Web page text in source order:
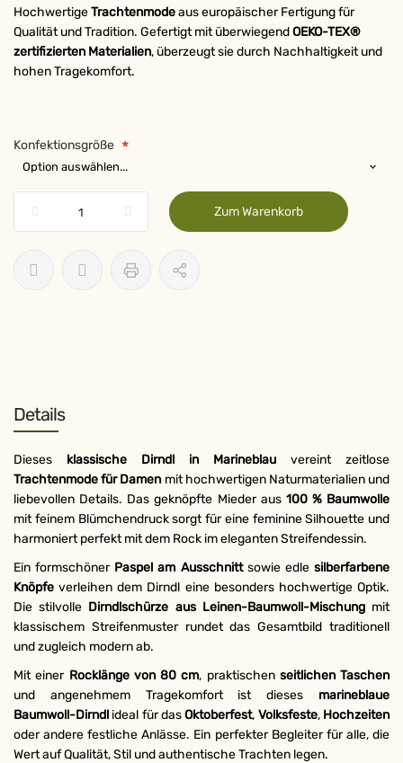
HochwertigeTrachtenmodeaus europäischer Fertigung für
Qualität und Tradition. Gefertigt mit überwiegendOEKO-TEX®
zertifizierten Materialien, überzeugt sie durch Nachhaltigkeit und
hohen Tragekomfort.
Konfektionsgröße
Zum Warenkorb
Details
Dieses klassische Dirndl in Marineblau vereint zeitlose
Trachtenmode für Damen mit hochwertigen Naturmaterialien und
liebevollen Details. Das geknöpfte Mieder aus 100 % Baumwolle
mit feinem Blümchendruck sorgt für eine feminine Silhouette und
harmoniert perfekt mit dem Rock im eleganten Streifendessin.
Ein formschöner Paspel am Ausschnittsowie edlesilberfarbene
Knöpfe verleihen dem Dirndl eine besonders hochwertige Optik.
Die stilvolle Dirndlschürze aus Leinen-Baumwoll-Mischungmit
klassischem Streifenmuster rundet das Gesamtbild traditionell
und zugleich modern ab.
Mit einer Rocklänge von 80 cm, praktischen seitlichen Taschen
und angenehmem Tragekomfort ist dieses marineblaue
Baumwoll-Dirndl ideal für dasOktoberfest, Volksfeste, Hochzeiten
oder andere festliche Anlässe. Ein perfekter Begleiter für alle, die
Wert auf Qualität, Stil und authentische Trachten legen.